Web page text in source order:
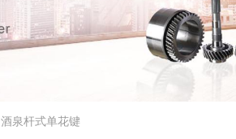
酒泉杆式单花键